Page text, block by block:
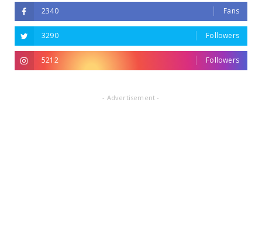
2340 Fans
3290 Followers
5212 Followers
- Advertisement -